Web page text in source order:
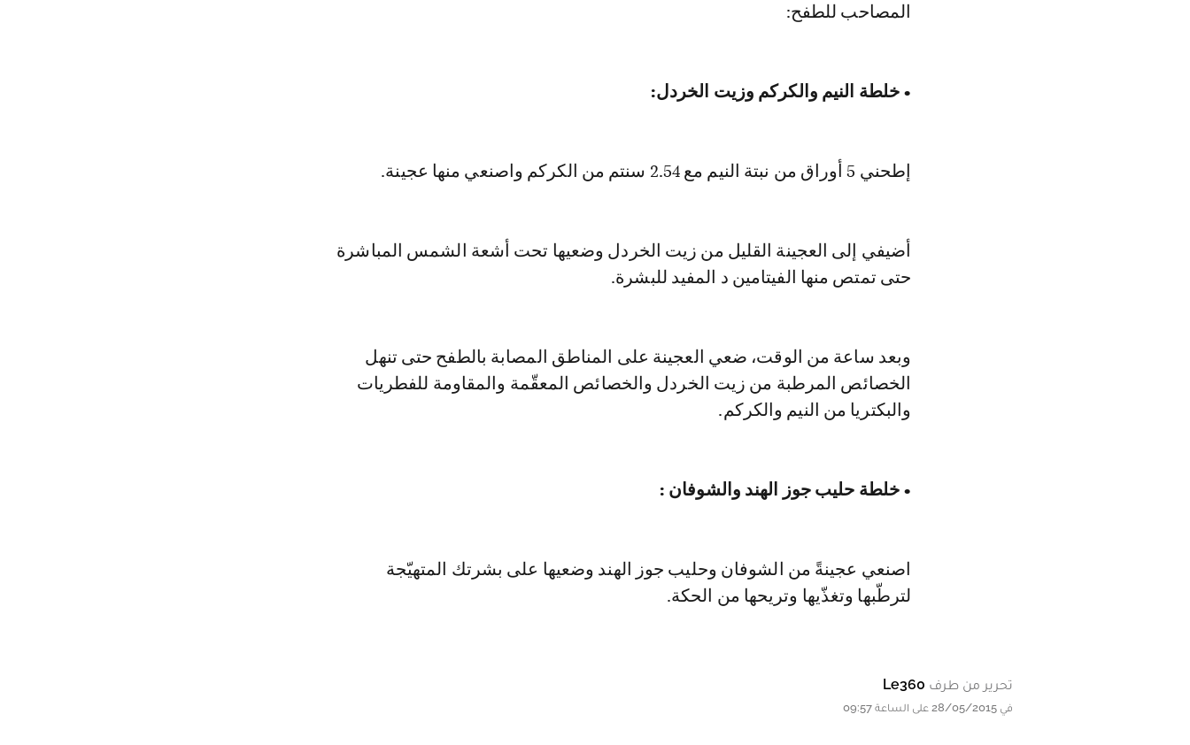
المصاحب للطفح:
• خلطة النيم والكركم وزيت الخردل:
إطحني 5 أوراق من نبتة النيم مع 2.54 سنتم من الكركم واصنعي منها عجينة.
أضيفي إلى العجينة القليل من زيت الخردل وضعيها تحت أشعة الشمس المباشرة
حتى تمتص منها الفيتامين د المفيد للبشرة.
وبعد ساعة من الوقت، ضعي العجينة على المناطق المصابة بالطفح حتى تنهل
الخصائص المرطبة من زيت الخردل والخصائص المعقّمة والمقاومة للفطريات
والبكتريا من النيم والكركم.
• خلطة حليب جوز الهند والشوفان :
اصنعي عجينةً من الشوفان وحليب جوز الهند وضعيها على بشرتك المتهيّجة
لترطّبها وتغذّيها وتريحها من الحكة.
تحرير من طرف Le360
في 28/05/2015 على الساعة 09:57